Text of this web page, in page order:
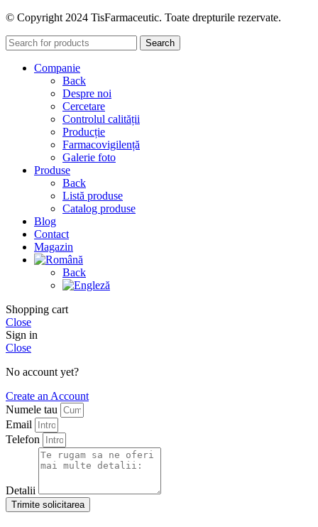
© Copyright 2024 TisFarmaceutic. Toate drepturile rezervate.
Search
Companie
Back
Despre noi
Cercetare
Controlul calității
Producție
Farmacovigilență
Galerie foto
Produse
Back
Listă produse
Catalog produse
Blog
Contact
Magazin
Back
Shopping cart
Close
Sign in
Close
No account yet?
Create an Account
Numele tau
Email
Telefon
Detalii
Trimite solicitarea